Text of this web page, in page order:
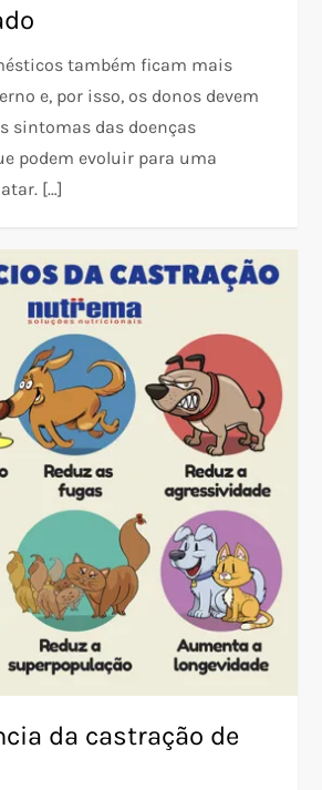
também ficam mais
e, por isso, os donos devem
sintomas das doenças
podem evoluir para uma
[…]
da castração de